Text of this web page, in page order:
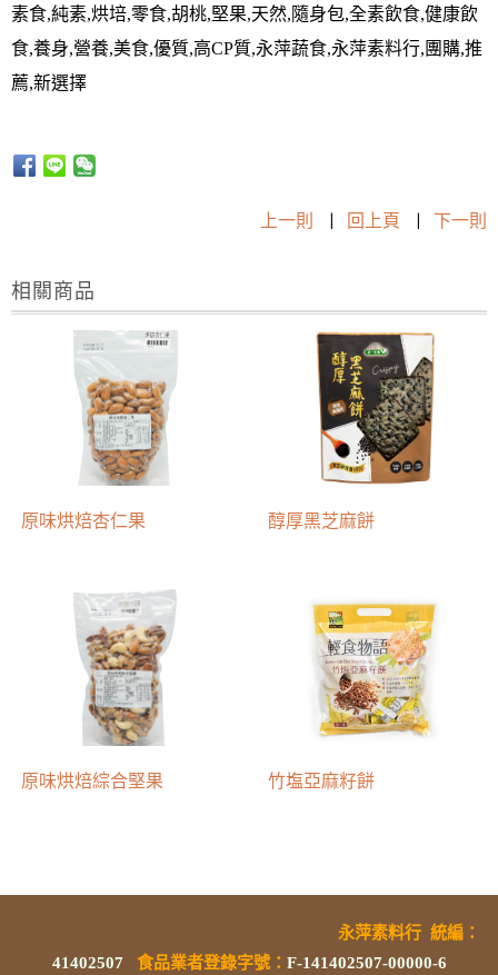
素食,純素,烘培,零食,胡桃,堅果,天然,隨身包,全素飲食,健康飲
食,養身,營養,美食,優質,高CP質,永萍蔬食,永萍素料行,團購,推
薦,新選擇
上一則 | 回上頁 | 下一則
相關商品
​原味烘焙杏仁果 醇厚黑芝麻餅
​原味烘焙綜合堅果 竹塩亞麻籽餅
永萍素料行 統編 ：
41402507
食品業者登錄字號： F-141402507-00000-6